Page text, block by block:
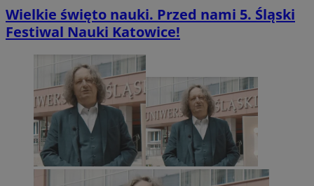
Wielkie święto nauki. Przed nami 5. Śląski
Festiwal Nauki Katowice!